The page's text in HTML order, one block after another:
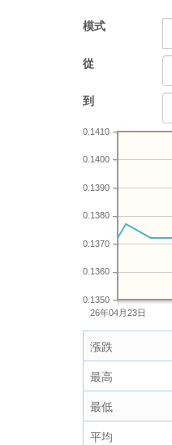
模式
從
到
26年04月23日
0.1350
0.1360
0.1370
0.1380
0.1390
0.1400
0.1410
漲跌
最高
最低
平均